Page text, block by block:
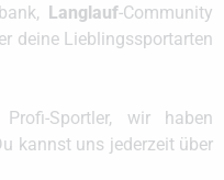
Langlauf-Community
deine Lieblingssportarten
Sportler, wir haben
kannst uns jederzeit über